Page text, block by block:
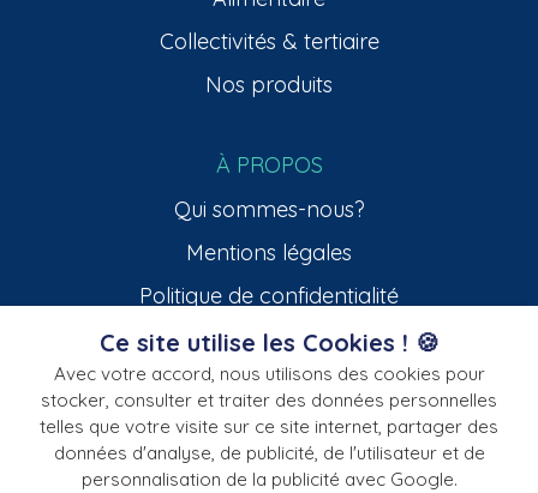
Collectivités & tertiaire
Nos produits
À PROPOS
Qui sommes-nous?
Mentions légales
Politique de confidentialité
CONTACTEZ-NOUS
Ce site utilise les Cookies ! 🍪
Avec votre accord, nous utilisons des cookies pour
stocker, consulter et traiter des données personnelles
telles que votre visite sur ce site internet, partager des
données d'analyse, de publicité, de l'utilisateur et de
personnalisation de la publicité avec Google.